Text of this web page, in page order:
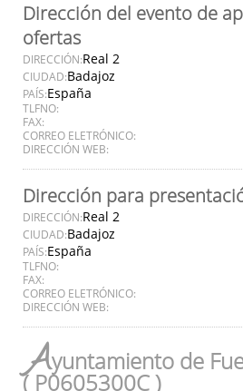
Dirección del evento de
ofertas
DIRECCIÓN:Real 2
CIUDAD:Badajoz
PAÍS:España
TLFNO:
FAX:
CORREO ELETRÓNICO:
DIRECCIÓN WEB:
Dirección para
DIRECCIÓN:Real 2
CIUDAD:Badajoz
PAÍS:España
TLFNO:
FAX:
CORREO ELETRÓNICO:
DIRECCIÓN WEB:
Ayuntamiento de
( P0605300C )